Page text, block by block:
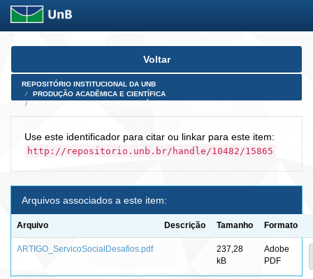
Skip
Voltar
REPOSITÓRIO INSTITUCIONAL DA UNB
PRODUÇÃO ACADÊMICA E CIENTÍFICA
Use este identificador para citar ou linkar para este item:
http://repositorio.unb.br/handle/10482/15865
Arquivos associados a este item:
Arquivo Descrição Tamanho Formato
ARTIGO_ServicoSocialDesafios.pdf
237,28
kB
Adobe
PDF